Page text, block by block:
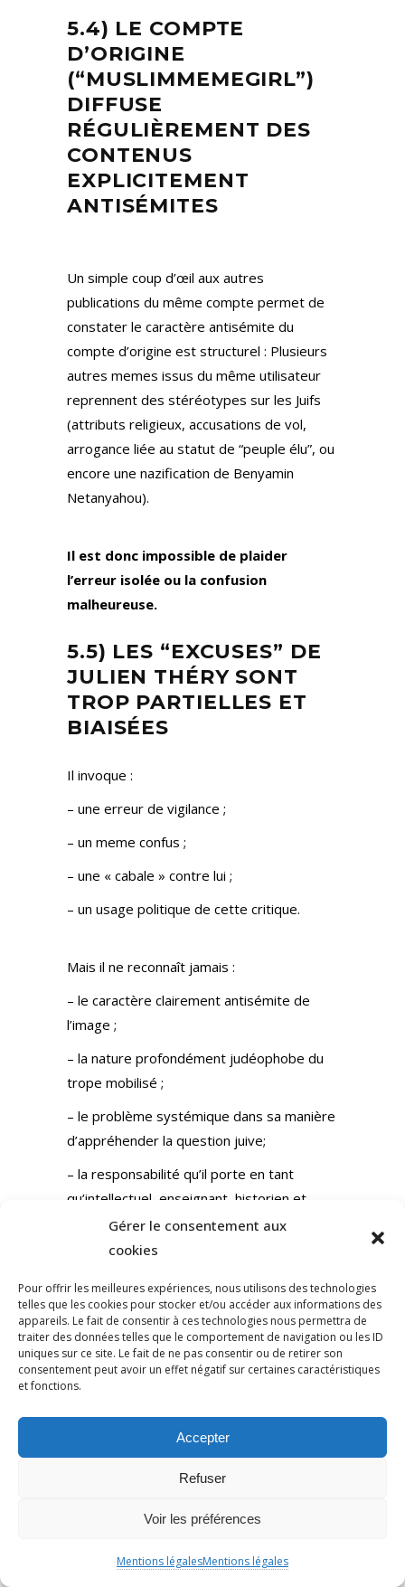
Gérer le consentement aux
cookies
Pour offrir les meilleures expériences, nous utilisons des technologies
telles que les cookies pour stocker et/ou accéder aux informations des
appareils. Le fait de consentir à ces technologies nous permettra de
traiter des données telles que le comportement de navigation ou les ID
uniques sur ce site. Le fait de ne pas consentir ou de retirer son
consentement peut avoir un effet négatif sur certaines caractéristiques
et fonctions.
Accepter
Refuser
Voir les préférences
Mentions légalesMentions légales
5.4) LE COMPTE
D’ORIGINE
(“MUSLIMMEMEGIRL”)
DIFFUSE
RÉGULIÈREMENT DES
CONTENUS
EXPLICITEMENT
ANTISÉMITES
Un simple coup d’œil aux autres
publications du même compte permet de
constater le caractère antisémite du
compte d’origine est structurel : Plusieurs
autres memes issus du même utilisateur
reprennent des stéréotypes sur les Juifs
(attributs religieux, accusations de vol,
arrogance liée au statut de “peuple élu”, ou
encore une nazification de Benyamin
Netanyahou).
Il est donc impossible de plaider
l’erreur isolée ou la confusion
malheureuse.
5.5) LES “EXCUSES” DE
JULIEN THÉRY SONT
TROP PARTIELLES ET
BIAISÉES
Il invoque :
– une erreur de vigilance ;
– un meme confus ;
– une « cabale » contre lui ;
– un usage politique de cette critique.
Mais il ne reconnaît jamais :
– le caractère clairement antisémite de
l’image ;
– la nature profondément judéophobe du
trope mobilisé ;
– le problème systémique dans sa manière
d’appréhender la question juive;
– la responsabilité qu’il porte en tant
qu’intellectuel, enseignant, historien et
figure médiatique.
Ce qui constitue en soi un nouveau déni.
5.6) CET ÉPISODE NE
PEUT ÊTRE COMPRIS
INDÉPENDAMMENT DU
UN SYSTÈME
accident isolé.